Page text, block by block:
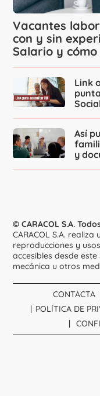
Vacantes
con y sin
Salario y
Link
Así
y
© CARACOL S.A.
CARACOL S.A.
reproducciones y
accesibles desde
mecánica u otros
CONTACTA
POLÍTICA DE